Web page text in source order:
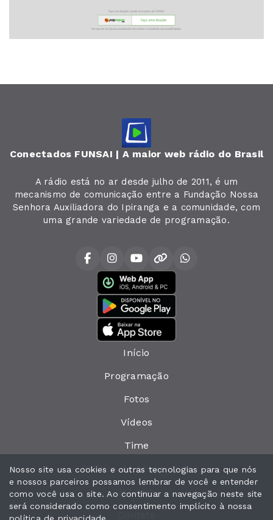
Conectados FUNSAI | A maior web rádio do Brasil
A rádio está no ar desde julho de 2011, é um
mecanismo de comunicação entre a Fundação Nossa
Senhora Auxiliadora do Ipiranga e a comunidade, com
uma grande variedade de programação.
Início
Programação
Fotos
Vídeos
Time
Política de privacidade
Interno
Nosso site usa cookies e outras tecnologias para que nós
e nossos parceiros possamos lembrar de você e entender
como você usa o site. Ao continuar a navegação neste site
será considerado como consentimento implícito à nossa